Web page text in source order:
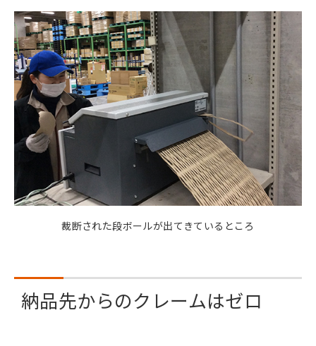
裁断された段ボールが出てきているところ
納品先からのクレームはゼロ